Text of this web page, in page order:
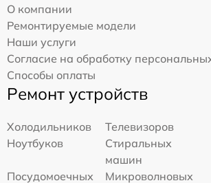
О компании
Ремонтируемые модели
Наши услуги
Согласие на обработку
Способы оплаты
Ремонт устройств
Холодильников
Телевизоров
Ноутбуков
Стиральных
машин
Посудомоечных
Микроволновых